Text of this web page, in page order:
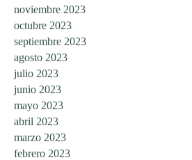
noviembre 2023
octubre 2023
septiembre 2023
agosto 2023
julio 2023
junio 2023
mayo 2023
abril 2023
marzo 2023
febrero 2023